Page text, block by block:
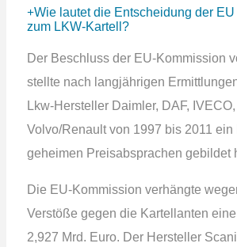
Wie lautet die Entscheidung der
zum LKW-Kartell?
Der Beschluss der EU-Kommission
stellte nach langjährigen
Lkw-Hersteller Daimler, DAF,
Volvo/Renault von 1997 bis 2011 ein
geheimen Preisabsprachen gebildet
Die EU-Kommission verhängte
Verstöße gegen die Kartellanten
2,927 Mrd. Euro. Der Hersteller